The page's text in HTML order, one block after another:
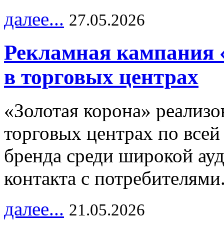
далее... 27.05.2026
Рекламная кампания
в торговых центрах
«Золотая корона»
торговых центрах по
бренда среди широкой
контакта с
далее... 21.05.2026